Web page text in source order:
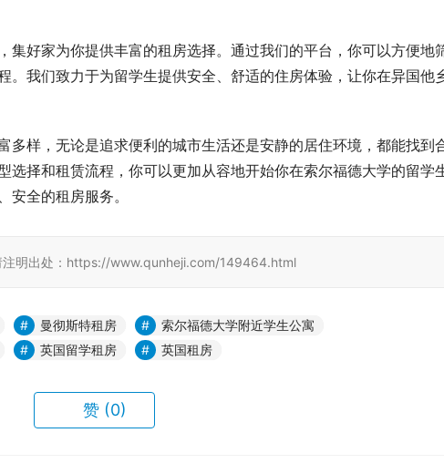
集好家为你提供丰富的租房选择。通过我们的平台，你可以方便地
。我们致力于为留学生提供安全、舒适的住房体验，让你在异国他
多样，无论是追求便利的城市生活还是安静的居住环境，都能找到
选择和租赁流程，你可以更加从容地开始你在索尔福德大学的留学
全的租房服务。
注明出处：https://www.qunheji.com/149464.html
曼彻斯特租房
索尔福德大学附近学生公寓
英国留学租房 英国租房
赞 (0)